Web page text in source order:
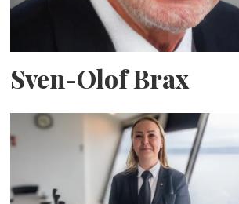
Sven-Olof Brax